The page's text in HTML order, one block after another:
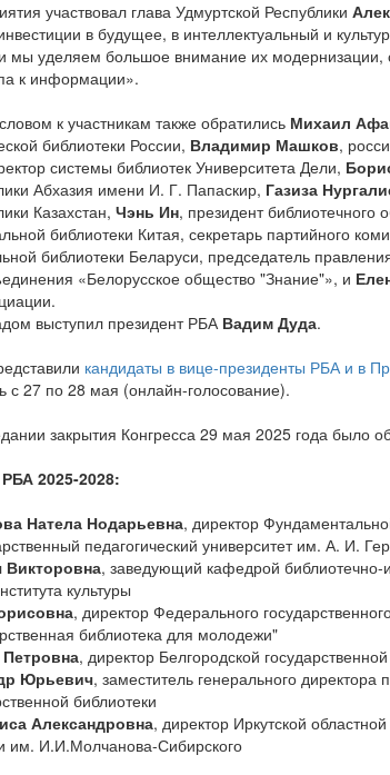
участвовал глава Удмуртской Республики
в будущее, в интеллектуальный и
мы уделяем большое внимание их
к информации».
к участникам также обратились Михаил
библиотеки России, Владимир Машков,
системы библиотек Университета Дели,
Абхазия имени И. Г. Папаскир, Газиза
Казахстан, Чэнь Ин, президент библиотечного
библиотеки Китая, секретарь партийного
библиотеки Беларуси, председатель
«Белорусское общество "Знание"», и
выступил президент РБА Вадим Дуда.
кандидаты в вице-президенты РБА и в
с 27 по 28 мая (онлайн-голосование).
закрытия Конгресса 29 мая 2025 года было
2025-2028:
Натела Нодарьевна, директор
педагогический университет им. А. И.
Викторовна, заведующий кафедрой
культуры
, директор Федерального
библиотека для молодежи"
, директор Белгородской
Юрьевич, заместитель генерального директора
библиотеки
Александровна, директор Иркутской
им. И.И.Молчанова-Сибирского